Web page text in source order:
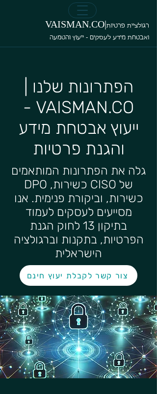
VAISMAN.CO|רגולציית פרטיות
ואבטחת מידע לעסקים - ייעוץ והטמעה
הפתרונות שלנו |
VAISMAN.CO -
ייעוץ אבטחת מידע
והגנת פרטיות
גלה את הפתרונות המותאמים
של CISO כשירות, DPO
כשירות, וביקורת פנימית. אנו
מסייעים לעסקים לעמוד
בתיקון 13 לחוק הגנת
הפרטיות, בתקנות וברגולציה
הישראלית
צור קשר לקבלת יעוץ חינם